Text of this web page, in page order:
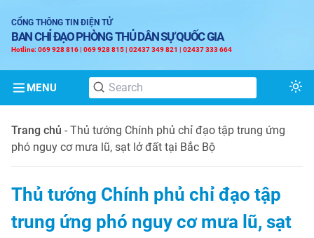
CỔNG THÔNG TIN ĐIỆN TỬ
BAN CHỈ ĐẠO PHÒNG THỦ DÂN SỰ QUỐC GIA
Hotline: 069 928 816 | 069 928 815 | 02437 349 821 | 02437 333 664
MENU
Trang chủ - Thủ tướng Chính phủ chỉ đạo tập trung ứng
phó nguy cơ mưa lũ, sạt lở đất tại Bắc Bộ
Thủ tướng Chính phủ chỉ đạo tập
trung ứng phó nguy cơ mưa lũ, sạt